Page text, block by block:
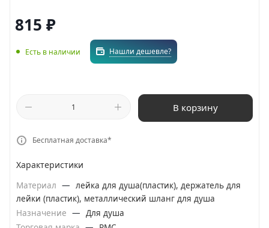
815 ₽
Есть в наличии Нашли дешевле?
В корзину
Бесплатная доставка*
Характеристики
Материал — лейка для душа(пластик), держатель для
лейки (пластик), металлический шланг для душа
Назначение — Для душа